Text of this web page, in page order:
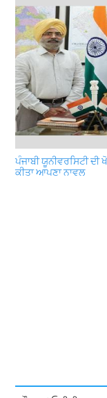
ਪੰਜਾਬੀ ਯੂਨੀਵਰਸਿਟੀ
ਕੀਤਾ ਆਪਣਾ ਨਾਵਲ